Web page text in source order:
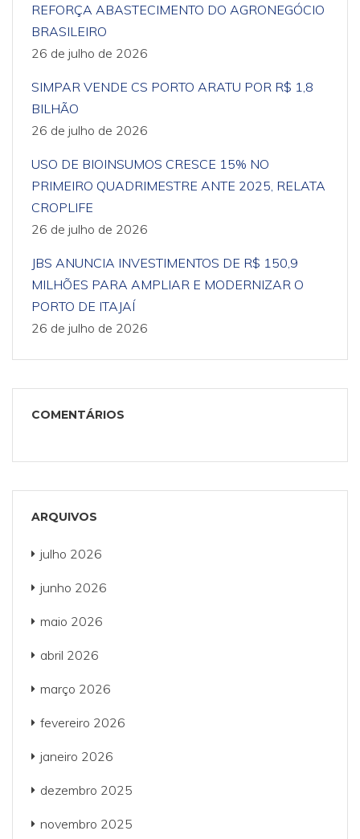
REFORÇA ABASTECIMENTO DO AGRONEGÓCIO
BRASILEIRO
26 de julho de 2026
SIMPAR VENDE CS PORTO ARATU POR R$ 1,8
BILHÃO
26 de julho de 2026
USO DE BIOINSUMOS CRESCE 15% NO
PRIMEIRO QUADRIMESTRE ANTE 2025, RELATA
CROPLIFE
26 de julho de 2026
JBS ANUNCIA INVESTIMENTOS DE R$ 150,9
MILHÕES PARA AMPLIAR E MODERNIZAR O
PORTO DE ITAJAÍ
26 de julho de 2026
COMENTÁRIOS
ARQUIVOS
julho 2026
junho 2026
maio 2026
abril 2026
março 2026
fevereiro 2026
janeiro 2026
dezembro 2025
novembro 2025